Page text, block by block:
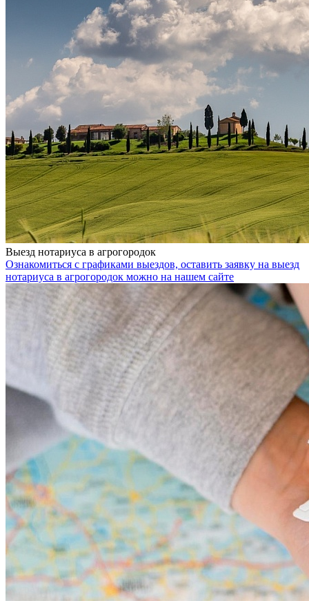
Выезд нотариуса в агрогородок
Ознакомиться с графиками выездов, оставить заявку на выезд
нотариуса в агрогородок можно на нашем сайте